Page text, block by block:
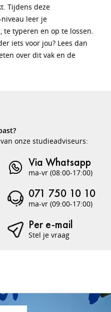
Tijdens deze
leer je
te typeren en op te lossen.
iets voor jou? Lees dan
over dit vak en de
onze studieadviseurs:
Via Whatsapp
ma-vr (08:00-17:00)
071 750 10 10
ma-vr (09:00-17:00)
Per e-mail
Stel je vraag